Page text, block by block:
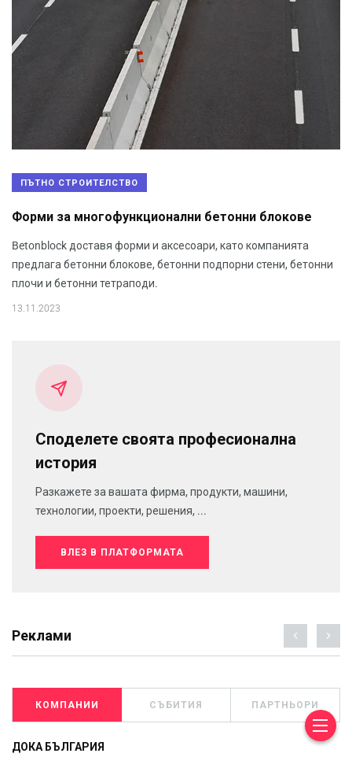
ПЪТНО СТРОИТЕЛСТВО
Форми за много­функ­ци­онални бетонни блокове
Betonblock доставя форми и аксесоари, като компанията
предлага бетонни блокове, бетонни подпорни стени, бетонни
плочи и бетонни тетраподи.
13.11.2023
Споделете своята професионална
история
Разкажете за вашата фирма, продукти, машини,
технологии, проекти, решения, ...
ВЛЕЗ В ПЛАТФОРМАТА
Реклами
КОМПАНИИ СЪБИТИЯ ПАРТНЬОРИ
ДОКА БЪЛГАРИЯ